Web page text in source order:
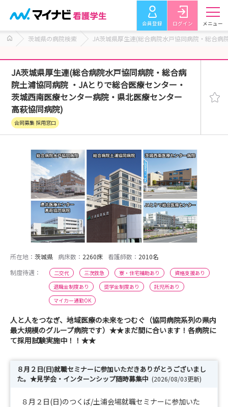
会員登録 ログイン メニュー
茨城県の病院検索 JA茨城県厚生連(総合病院水戸協同病院・総合
JA茨城県厚生連(総合病院水戸協同病院・総合病
院土浦協同病院 ・JAとりで総合医療センター・
茨城西南医療センター病院・県北医療センター
高萩協同病院)
合同募集 採用窓口
所在地： 茨城県 病床数： 2260床 看護師数： 2010名
制度待遇：
二交代 三次救急 寮・住宅補助あり
資格支援あり
退職金制度あり
奨学金制度あり
託児所あり
マイカー通勤OK
人と人をつなぎ、地域医療の未来をつむぐ（協同病院系列の県内
最大規模のグループ病院です）★★まだ間に合います！各病院に
て採用試験実施中！！★★
８月２日(日)就職セミナーに参加いただきありがとうございまし
た。★見学会・インターンシップ随時募集中 (2026/08/03更新)
８月２日(日)のつくば/土浦会場就職セミナーに参加いた